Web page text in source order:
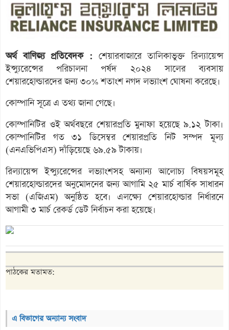
অর্থ বাণিজ্য প্রতিবেদক : শেয়ারবাজারে তালিকাভুক্ত রিল্যায়েন্স
ইন্স্যুরেন্সের পরিচালনা পর্ষদ ২০২৪ সালের ব্যবসায়
শেয়ারহোল্ডারদের জন্য ৩০% শতাংশ নগদ লভ্যাংশ ঘোষনা করেছে।
কোম্পানি সূত্রে এ তথ্য জানা গেছে।
কোম্পানিটির ওই অর্থবছরে শেয়ারপ্রতি মুনাফা হয়েছে ৯.১২ টাকা।
কোম্পানিটির গত ৩১ ডিসেম্বর শেয়ারপ্রতি নিট সম্পদ মূল্য
(এনএভিপিএস) দাঁড়িয়েছে ৬৯.৫৯ টাকায়।
রিল্যায়েন্স ইন্স্যুরেন্সের লভ্যাংশসহ অন্যান্য আলোচ্য বিষয়সমূহ
শেয়ারহোল্ডারদের অনুমোদনের জন্য আগামি ২৫ মার্চ বার্ষিক সাধারন
সভা (এজিএম) অনুষ্ঠিত হবে। এলক্ষ্যে শেয়ারহোল্ডার নির্ধারনে
আগামী ৩ মার্চ রেকর্ড ডেট নির্বাচন করা হয়েছে।
পাঠকের মতামত:
এ বিভাগের অন্যান্য সংবাদ